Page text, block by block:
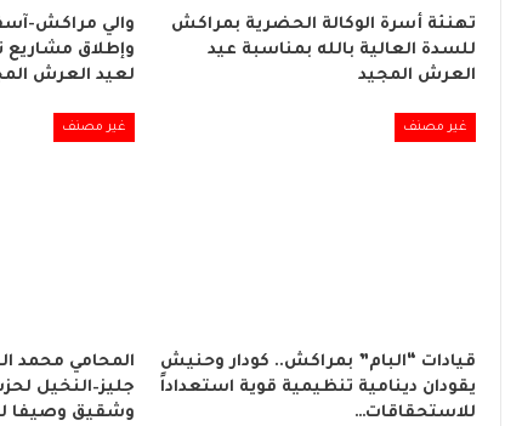
تهنئة أسرة الوكالة الحضرية بمراكش
للسدة العالية بالله بمناسبة عيد
العرش المجيد
والي مراكش-
وإطلاق مشاريع
لعيد العرش
غير مصنف
قيادات “البام” بمراكش.. كودار وحنيش
يقودان دينامية تنظيمية قوية استعداداً
للاستحقاقات…
غير مصنف
المحامي محمد
جليز–النخيل
وشقيق وصيفا